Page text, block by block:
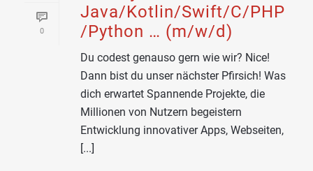
0
Java/Kotlin/Swift/C/PHP
/Python … (m/w/d)
Du codest genauso gern wie wir? Nice!
Dann bist du unser nächster Pfirsich! Was
dich erwartet Spannende Projekte, die
Millionen von Nutzern begeistern
Entwicklung innovativer Apps, Webseiten,
[...]